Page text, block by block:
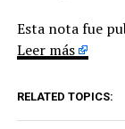
Esta nota fue
Leer más
RELATED TOPICS: